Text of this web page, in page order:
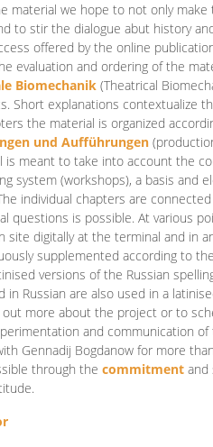
material we hope to not only
to stir the dialogue abut history
offered by the online
evaluation and ordering of the
Biomechanik (Theatrical
Short explanations contextualize
the material is organized
und Aufführungen
meant to take into account the
system (workshops), a basis
individual chapters are
questions is possible. At various
site digitally at the terminal and in
supplemented according to
versions of the Russian
in Russian are also used in a
more about the project or to
and communication
Gennadij Bogdanow for more
through the commitment and